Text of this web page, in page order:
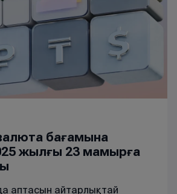
бағамына
жылғы 23 мамырға
аптасын айтарлықтай